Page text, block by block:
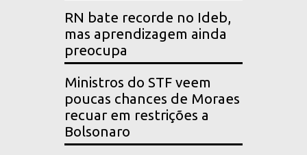
RN bate recorde no Ideb,
mas aprendizagem ainda
preocupa
Ministros do STF veem
poucas chances de Moraes
recuar em restrições a
Bolsonaro